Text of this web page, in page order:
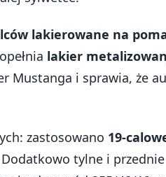
lakierowane na
lakier
Mustanga i sprawia, że
zastosowano 19-
Dodatkowo tylne i